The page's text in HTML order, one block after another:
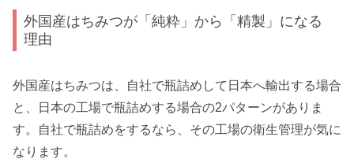
外国産はちみつが「純粋」から「精製」になる
理由
外国産はちみつは、自社で瓶詰めして日本へ輸出する場合
と、日本の工場で瓶詰めする場合の2パターンがありま
す。自社で瓶詰めをするなら、その工場の衛生管理が気に
なります。